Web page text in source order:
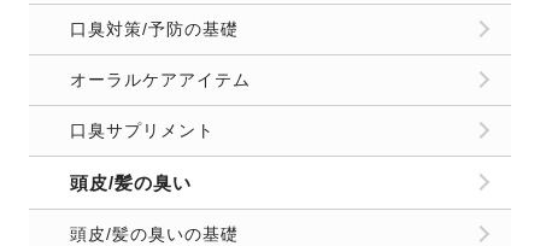
口臭対策/予防の基礎
オーラルケアアイテム
口臭サプリメント
頭皮/髪の臭い
頭皮/髪の臭いの基礎